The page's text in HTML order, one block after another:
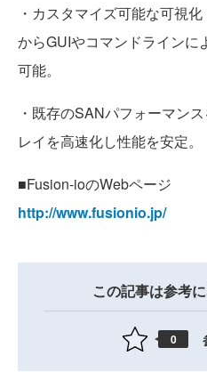
・カスタマイズ可能な可視
からGUIやコマンドラインに
可能。
・既存のSANパフォーマン
レイを高速化し性能を安定。
■Fusion-ioのWebページ
http://www.fusionio.jp/
この記事は参考
0